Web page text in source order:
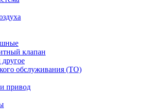
клапан
обслуживания (ТО)
привод